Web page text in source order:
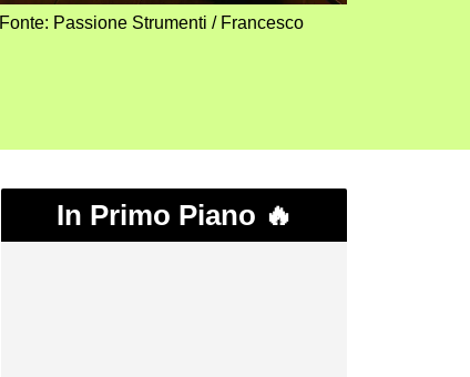
Fonte: Passione Strumenti / Francesco
In Primo Piano 🔥